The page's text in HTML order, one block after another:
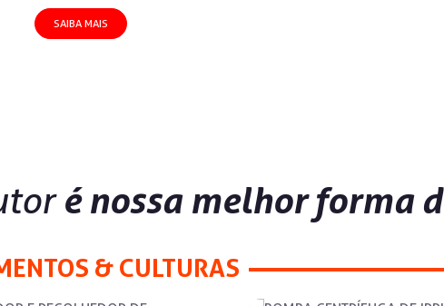
SAIBA MAIS
é nossa melhor forma
& CULTURAS